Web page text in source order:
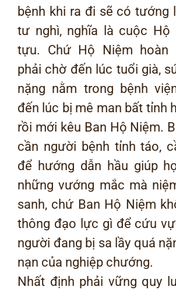
bệnh khi ra đi sẽ có tướng
tư nghì, nghĩa là cuộc Hộ
tựu. Chứ Hộ Niệm hoàn
phải chờ đến lúc tuổi già,
nặng nằm trong bệnh
đến lúc bị mê man bất tỉnh
rồi mới kêu Ban Hộ Niệm.
cần người bệnh tỉnh táo,
để hướng dẫn hầu giúp
những vướng mắc mà
sanh, chứ Ban Hộ Niệm
thông đạo lực gì để cứu
người đang bị sa lầy quá
nạn của nghiệp chướng.
Nhất định phải vững quy